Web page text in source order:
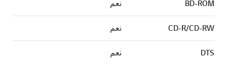
BD-ROM نعم
CD-R/CD-RW نعم
DTS نعم